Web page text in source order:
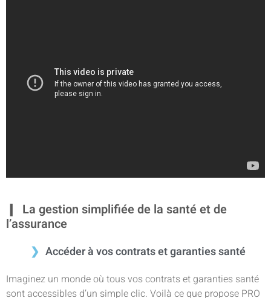
La gestion simplifiée de la santé et de
l’assurance
Accéder à vos contrats et garanties santé
Imaginez un monde où tous vos contrats et garanties santé
sont accessibles d’un simple clic. Voilà ce que propose PRO